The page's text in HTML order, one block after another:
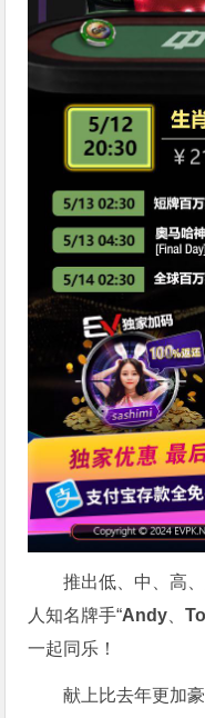
推出低、中、高
人知名牌手“Andy 、
一起同乐！
献上比去年更加